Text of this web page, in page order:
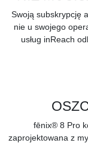
Swoją subskrypcję
nie u swojego
usług inReach
fēnix® 8 Pro
zaprojektowana z